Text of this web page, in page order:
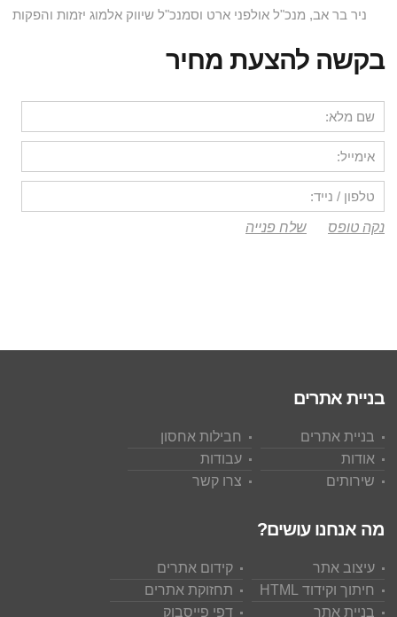
ניר בר אב, מנכ"ל אולפני ארט וסמנכ"ל שיווק אלמוג יזמות והפקות
בקשה להצעת מחיר
נקה טופס שלח פנייה
בניית אתרים
בניית אתרים
אודות
שירותים
חבילות אחסון
עבודות
צרו קשר
מה אנחנו עושים?
עיצוב אתר
חיתוך וקידוד HTML
בניית אתר
קידום אתרים
תחזוקת אתרים
דפי פייסבוק